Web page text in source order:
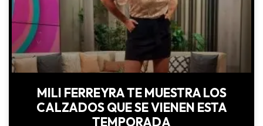
MILI FERREYRA TE MUESTRA LOS
CALZADOS QUE SE VIENEN ESTA
TEMPORADA